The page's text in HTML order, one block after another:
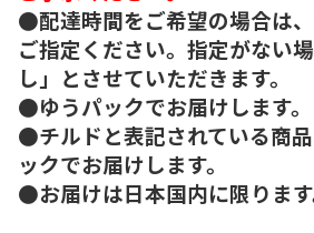
●配達時間をご希望の場合は
ご指定ください。指定がない
し」とさせていただきます。
●ゆうパックでお届けします。
●チルドと表記されている商
ックでお届けします。
●お届けは日本国内に限ります